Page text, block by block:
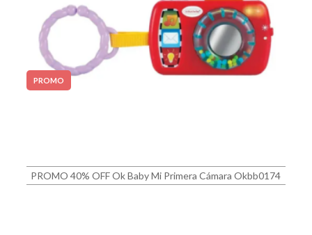
PROMO
PROMO 40% OFF Ok Baby Mi Primera Cámara Okbb0174